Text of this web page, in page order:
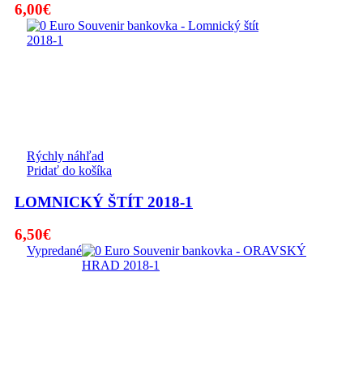
6,00€
Rýchly náhľad
Pridať do košíka
LOMNICKÝ ŠTÍT 2018-1
6,50€
Vypredané